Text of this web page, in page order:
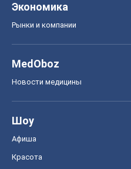
Экономика
Рынки и компании
MedOboz
Новости медицины
Шоу
Афиша
Красота